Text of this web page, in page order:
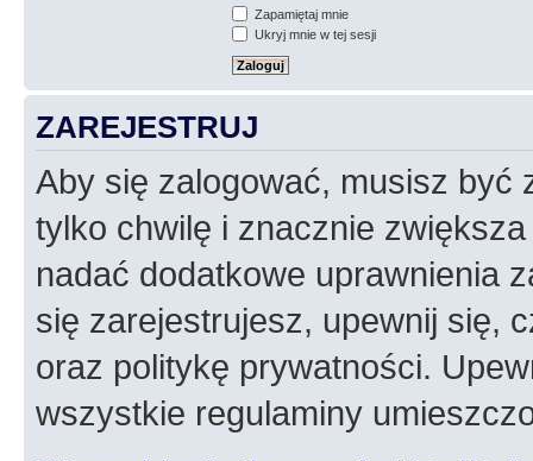
Zapamiętaj mnie
Ukryj mnie w tej sesji
ZAREJESTRUJ
Aby się zalogować, musisz być
tylko chwilę i znacznie
nadać dodatkowe uprawnienia
się zarejestrujesz, upewnij się,
oraz politykę prywatności.
wszystkie regulaminy